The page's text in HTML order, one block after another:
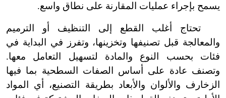
يسمح بإجراء عمليات المقارنة على نطاق واسع.
تحتاج أغلب القطع إلى التنظيف أو الترميم
والمعالجة قبل تصنيفها وتخزينها، وتفرز في البداية في
فئات بحسب النوع والمادة لتسهيل التعامل معها.
وتصنف عادة على أساس الصفات السطحية بما فيها
الزخارف والألوان والأبعاد بطريقة التصنيع، أي المواد